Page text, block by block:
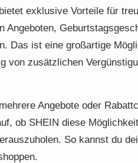
exklusive Vorteile für
Angeboten,
Das ist eine großartige
von zusätzlichen
Angebote oder
ob SHEIN diese
So kannst du